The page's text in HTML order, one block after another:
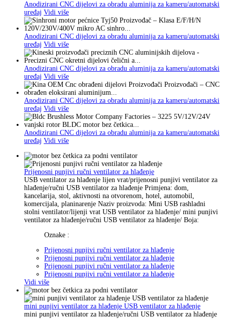
Anodizirani CNC dijelovi za obradu aluminija za kameru/automatski
uređaj Vidi više
Anodizirani CNC dijelovi za obradu aluminija za kameru/automatski
uređaj Vidi više
Anodizirani CNC dijelovi za obradu aluminija za kameru/automatski
uređaj Vidi više
Anodizirani CNC dijelovi za obradu aluminija za kameru/automatski
uređaj Vidi više
Anodizirani CNC dijelovi za obradu aluminija za kameru/automatski
uređaj Vidi više
Prijenosni punjivi ručni ventilator za hlađenje
USB ventilator za hlađenje lijen vrat/prijenosni punjivi ventilator za
hlađenje/ručni USB ventilator za hlađenje Primjena: dom,
kancelarija, stol, aktivnosti na otvorenom, hotel, automobil,
komercijala, planinarenje Naziv proizvoda: Mini USB rashladni
stolni ventilator/lijenji vrat USB ventilator za hlađenje/ mini punjivi
ventilator za hlađenje/ručni USB ventilator za hlađenje/ Boja:
Oznake :
Prijenosni punjivi ručni ventilator za hlađenje
Prijenosni punjivi ručni ventilator za hlađenje
Prijenosni punjivi ručni ventilator za hlađenje
Prijenosni punjivi ručni ventilator za hlađenje
Vidi više
mini punjivi ventilator za hlađenje USB ventilator za hlađenje
mini punjivi ventilator za hlađenje/ručni USB ventilator za hlađenje